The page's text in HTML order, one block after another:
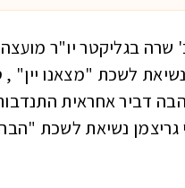
בגליקטר יו"ר מועצה
לשכת "מצאנו יין" ,
דביר אחראית
נשיאת לשכת